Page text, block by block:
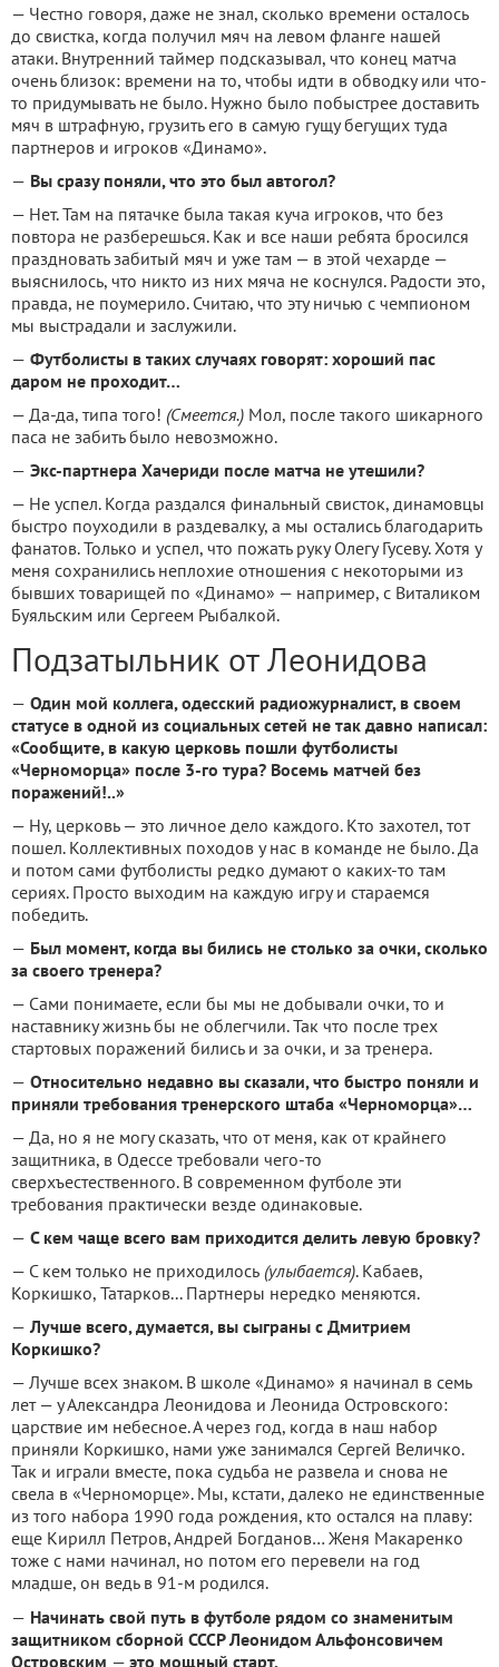
— Честно говоря, даже не знал, сколько времени осталось
до свистка, когда получил мяч на левом фланге нашей
атаки. Внутренний таймер подсказывал, что конец матча
очень близок: времени на то, чтобы идти в обводку или что-
то придумывать не было. Нужно было побыстрее доставить
мяч в штрафную, грузить его в самую гущу бегущих туда
партнеров и игроков «Динамо».
— Вы сразу поняли, что это был автогол?
— Нет. Там на пятачке была такая куча игроков, что без
повтора не разберешься. Как и все наши ребята бросился
праздновать забитый мяч и уже там — в этой чехарде —
выяснилось, что никто из них мяча не коснулся. Радости это,
правда, не поумерило. Считаю, что эту ничью с чемпионом
мы выстрадали и заслужили.
— Футболисты в таких случаях говорят: хороший пас
даром не проходит…
— Да-да, типа того! (Смеется.) Мол, после такого шикарного
паса не забить было невозможно.
— Экс-партнера Хачериди после матча не утешили?
— Не успел. Когда раздался финальный свисток, динамовцы
быстро поуходили в раздевалку, а мы остались благодарить
фанатов. Только и успел, что пожать руку Олегу Гусеву. Хотя у
меня сохранились неплохие отношения с некоторыми из
бывших товарищей по «Динамо» — например, с Виталиком
Буяльским или Сергеем Рыбалкой.
Подзатыльник от Леонидова
— Один мой коллега, одесский радиожурналист, в своем
статусе в одной из социальных сетей не так давно написал:
«Сообщите, в какую церковь пошли футболисты
«Черноморца» после 3-го тура? Восемь матчей без
поражений!..»
— Ну, церковь — это личное дело каждого. Кто захотел, тот
пошел. Коллективных походов у нас в команде не было. Да
и потом сами футболисты редко думают о каких-то там
сериях. Просто выходим на каждую игру и стараемся
победить.
— Был момент, когда вы бились не столько за очки, сколько
за своего тренера?
— Сами понимаете, если бы мы не добывали очки, то и
наставнику жизнь бы не облегчили. Так что после трех
стартовых поражений бились и за очки, и за тренера.
— Относительно недавно вы сказали, что быстро поняли и
приняли требования тренерского штаба «Черноморца»…
— Да, но я не могу сказать, что от меня, как от крайнего
защитника, в Одессе требовали чего-то
сверхъестественного. В современном футболе эти
требования практически везде одинаковые.
— С кем чаще всего вам приходится делить левую бровку?
— С кем только не приходилось (улыбается). Кабаев,
Коркишко, Татарков... Партнеры нередко меняются.
— Лучше всего, думается, вы сыграны с Дмитрием
Коркишко?
— Лучше всех знаком. В школе «Динамо» я начинал в семь
лет — у Александра Леонидова и Леонида Островского:
царствие им небесное. А через год, когда в наш набор
приняли Коркишко, нами уже занимался Сергей Величко.
Так и играли вместе, пока судьба не развела и снова не
свела в «Черноморце». Мы, кстати, далеко не единственные
из того набора 1990 года рождения, кто остался на плаву:
еще Кирилл Петров, Андрей Богданов… Женя Макаренко
тоже с нами начинал, но потом его перевели на год
младше, он ведь в 91-м родился.
— Начинать свой путь в футболе рядом со знаменитым
защитником сборной СССР Леонидом Альфонсовичем
Островским — это мощный старт.